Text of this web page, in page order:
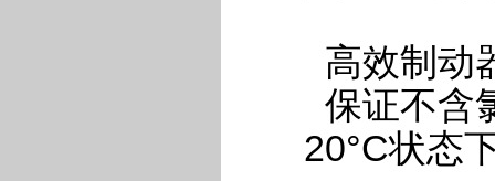
高效制动
保证不含
20°C状态